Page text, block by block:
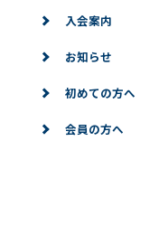
入会案内
お知らせ
初めての方へ
会員の方へ